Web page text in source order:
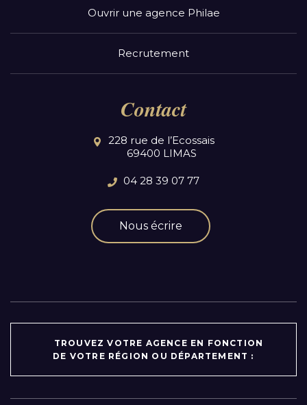
Ouvrir une agence Philae
Recrutement
Contact
228 rue de l’Ecossais
69400 LIMAS
04 28 39 07 77
Nous écrire
TROUVEZ VOTRE AGENCE EN FONCTION
DE VOTRE RÉGION OU DÉPARTEMENT :